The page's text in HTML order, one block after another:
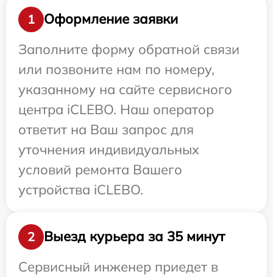
1
Оформление заявки
Заполните форму обратной связи
или позвоните нам по номеру,
указанному на сайте сервисного
центра iCLEBO. Наш оператор
ответит на Ваш запрос для
уточнения индивидуальных
условий ремонта Вашего
устройства iCLEBO.
2
Выезд курьера за 35 минут
Сервисный инженер приедет в